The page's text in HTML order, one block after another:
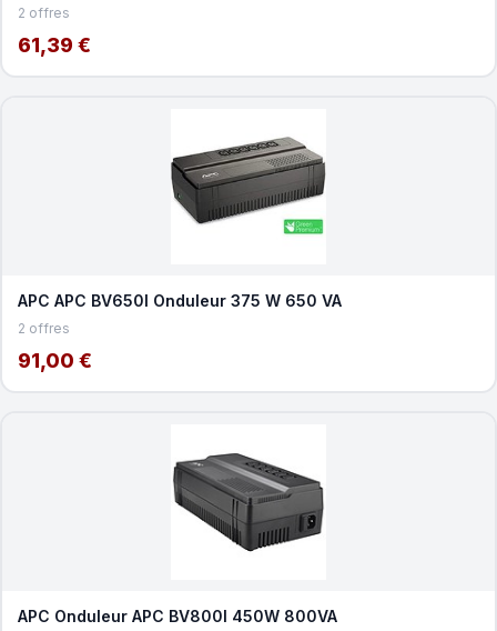
2 offres
61,39 €
APC APC BV650I Onduleur 375 W 650 VA
2 offres
91,00 €
APC Onduleur APC BV800I 450W 800VA